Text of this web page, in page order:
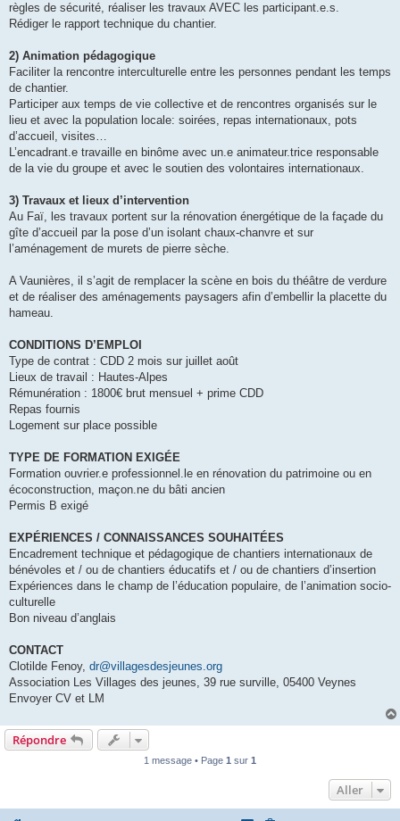
règles de sécurité, réaliser les travaux AVEC les participant.e.s.
Rédiger le rapport technique du chantier.
2) Animation pédagogique
Faciliter la rencontre interculturelle entre les personnes pendant les temps
de chantier.
Participer aux temps de vie collective et de rencontres organisés sur le
lieu et avec la population locale: soirées, repas internationaux, pots
d’accueil, visites…
L’encadrant.e travaille en binôme avec un.e animateur.trice responsable
de la vie du groupe et avec le soutien des volontaires internationaux.
3) Travaux et lieux d’intervention
Au Faï, les travaux portent sur la rénovation énergétique de la façade du
gîte d’accueil par la pose d’un isolant chaux-chanvre et sur
l’aménagement de murets de pierre sèche.
A Vaunières, il s’agit de remplacer la scène en bois du théâtre de verdure
et de réaliser des aménagements paysagers afin d’embellir la placette du
hameau.
CONDITIONS D’EMPLOI
Type de contrat : CDD 2 mois sur juillet août
Lieux de travail : Hautes-Alpes
Rémunération : 1800€ brut mensuel + prime CDD
Repas fournis
Logement sur place possible
TYPE DE FORMATION EXIGÉE
Formation ouvrier.e professionnel.le en rénovation du patrimoine ou en
écoconstruction, maçon.ne du bâti ancien
Permis B exigé
EXPÉRIENCES / CONNAISSANCES SOUHAITÉES
Encadrement technique et pédagogique de chantiers internationaux de
bénévoles et / ou de chantiers éducatifs et / ou de chantiers d’insertion
Expériences dans le champ de l’éducation populaire, de l’animation socio-
culturelle
Bon niveau d’anglais
CONTACT
Clotilde Fenoy, dr@villagesdesjeunes.org
Association Les Villages des jeunes, 39 rue surville, 05400 Veynes
Envoyer CV et LM
Répondre
1 message • Page 1 sur 1
Aller